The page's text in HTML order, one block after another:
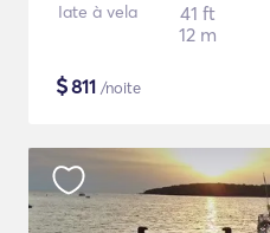
Iate à vela
41 ft
12 m
$811 /noite